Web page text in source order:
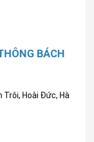
BÁCH
Trôi, Hoài Đức, Hà